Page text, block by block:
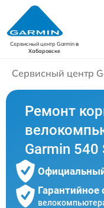
Сервисный центр Garminв
Хабаровске
Сервисный центр
Ремонт
Garmin 540